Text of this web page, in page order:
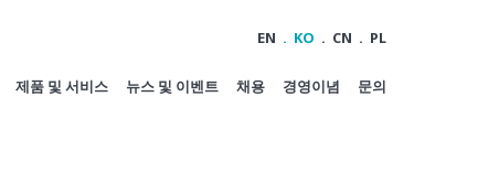
EN KO CN PL
제품 및 서비스 뉴스 및 이벤트 채용 경영이념 문의